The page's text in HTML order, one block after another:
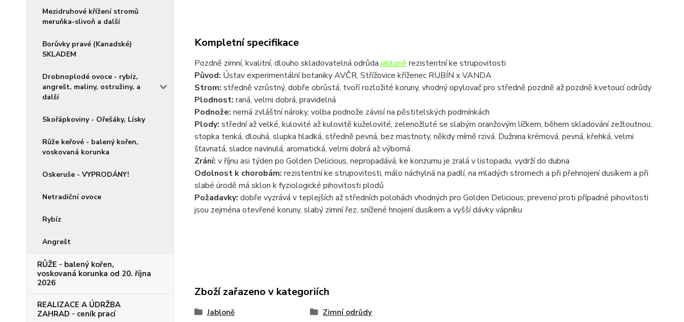
Mezidruhové křížení stromů
meruňka-slivoň a další
Borůvky pravé (Kanadské)
SKLADEM
Drobnoplodé ovoce - rybíz,
angrešt, maliny, ostružiny, a
další
Skořápkoviny - Ořešáky, Lísky
Růže keřové - balený kořen,
voskovaná korunka
Oskeruše - VYPRODÁNY!
Netradiční ovoce
Rybíz
Angrešt
RŮŽE - balený kořen,
voskovaná korunka od 20. října
2026
REALIZACE A ÚDRŽBA
ZAHRAD - ceník prací
Kompletní specifikace
Pozdně zimní, kvalitní, dlouho skladovatelná odrůda jabloně rezistentní ke strupovitosti
Původ: Ústav experimentální botaniky AVČR, Střížovice kříženec RUBÍN x VANDA
Strom: středně vzrůstný, dobře obrůstá, tvoří rozložité koruny, vhodný opylovač pro středně pozdně až pozdně kvetoucí odrůdy
Plodnost: raná, velmi dobrá, pravidelná
Podnože: nemá zvláštní nároky, volba podnože závisí na pěstitelských podmínkách
Plody: střední až velké, kulovité až kulovitě kuželovité, zelenožluté se slabým oranžovým líčkem, během skladování zežloutnou;
stopka tenká, dlouhá, slupka hladká, středně pevná, bez mastnoty, někdy mírně rzivá. Dužnina krémová, pevná, křehká, velmi
šťavnatá, sladce navinulá, aromatická, velmi dobrá až výborná
Zrání: v říjnu asi týden po Golden Delicious, nepropadává, ke konzumu je zralá v listopadu, vydrží do dubna
Odolnost k chorobám: rezistentní ke strupovitosti, málo náchylná na padlí, na mladých stromech a při přehnojení dusíkem a při
slabé úrodě má sklon k fyziologické pihovitosti plodů
Požadavky: dobře vyzrává v teplejších až středních polohách vhodných pro Golden Delicious; prevencí proti případné pihovitosti
jsou zejména otevřené koruny, slabý zimní řez, snížené hnojení dusíkem a vyšší dávky vápníku
Zboží zařazeno v kategoriích
Jabloně Zimní odrůdy